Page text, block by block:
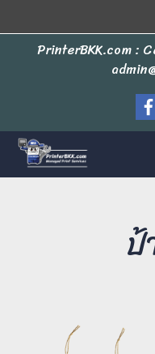
PrinterBKK.com :